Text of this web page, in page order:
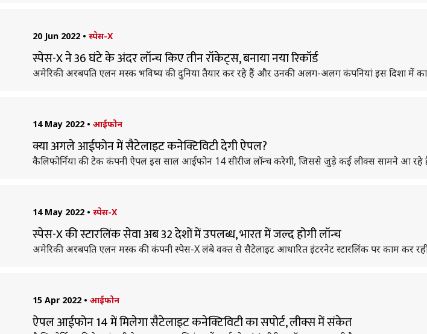
20 Jun 2022 • स्पेस-X
स्पेस-X ने 36 घंटे के अंदर लॉन्च किए तीन रॉकेट्स, बनाया नया रिकॉर्ड
अमेरिकी अरबपति एलन मस्क भविष्य की दुनिया तैयार कर रहे हैं और उनकी अलग-अलग कंपनियां इस दिशा में
14 May 2022 • आईफोन
क्या अगले आईफोन में सैटेलाइट कनेक्टिविटी देगी ऐपल?
कैलिफोर्निया की टेक कंपनी ऐपल इस साल आईफोन 14 सीरीज लॉन्च करेगी, जिससे जुड़े कई लीक्स सामने आ रहे
14 May 2022 • स्पेस-X
स्पेस-X की स्टारलिंक सेवा अब 32 देशों में उपलब्ध, भारत में जल्द होगी लॉन्च
अमेरिकी अरबपति एलन मस्क की कंपनी स्पेस-X लंबे वक्त से सैटेलाइट आधारित इंटरनेट स्टारलिंक पर काम कर
15 Apr 2022 • आईफोन
ऐपल आईफोन 14 में मिलेगा सैटेलाइट कनेक्टिविटी का सपोर्ट, लीक्स में संकेत